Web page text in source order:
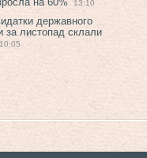
13:10
державного
за листопад склали
10:05